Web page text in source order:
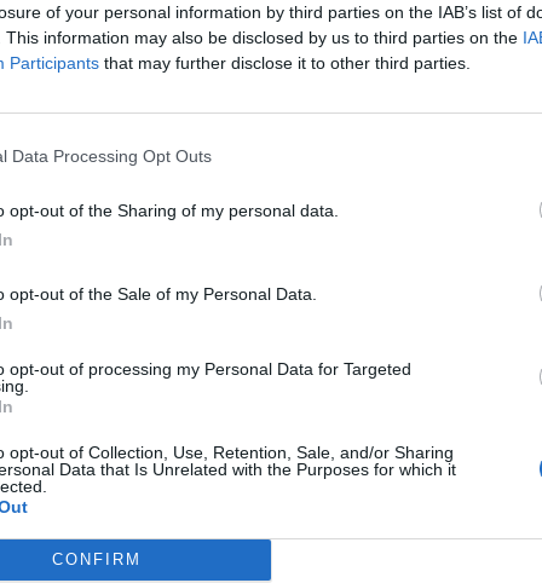
of your personal information by third parties on the IAB’s list of
This information may also be disclosed by us to third parties on the
Participants that may further disclose it to other third parties.
Data Processing Opt Outs
opt-out of the Sharing of my personal data.
opt-out of the Sale of my Personal Data.
opt-out of processing my Personal Data for Targeted
opt-out of Collection, Use, Retention, Sale, and/or Sharing
Data that Is Unrelated with the Purposes for which it
CONFIRM
labiau primenantis paniką nei kontrolę.
sėdinčių šalia Vladimiro Putino, rodo panišką baimę dėl